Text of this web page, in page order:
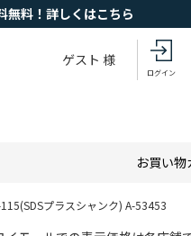
無料！詳しくはこちら
ゲスト 様
ログイン
お買い物
プラスシャンク) A-53453